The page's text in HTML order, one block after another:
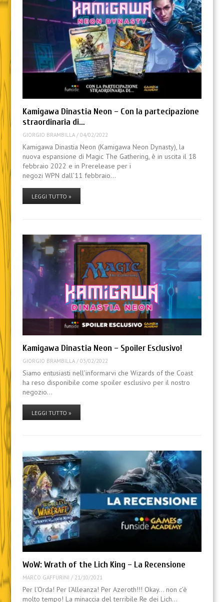
Kamigawa Dinastia Neon – Con la partecipazione
straordinaria di…
GIORGIO BRAMBILLA/ 04/02/2022
Kamigawa Dinastia Neon (Kamigawa Neon Dynasty), la
nuova espansione di Magic The Gathering, è in uscita il 18
febbraio 2022 e in Prerelease per i
negozi WPN dall’11 febbraio…
LEGGI TUTTO »
Kamigawa Dinastia Neon – Spoiler Esclusivo!
GIORGIO BRAMBILLA/ 03/02/2022
Siamo entusiasti nell’informarvi che Wizards of the Coast
ha reso disponibile come spoiler esclusivo per il nostro
negozio…
LEGGI TUTTO »
WoW: Wrath of the Lich King – La Recensione
MARCO GAFFURINI / 21/10/2021
Per l’Orda! Per l’Alleanza! Per Azeroth!!! Okay… non c’è
molto tempo! La minaccia del terribile Re dei Lich…